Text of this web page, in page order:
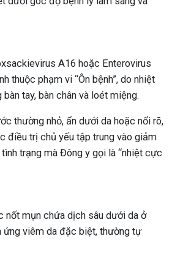
A16 hoặc Enterovirus
thuộc phạm vi “Ôn bệnh”, do nhiệt
tay, bàn chân và loét miệng.
thường nhỏ, ẩn dưới da hoặc nổi rõ,
điều trị chủ yếu tập trung vào giảm
trạng mà Đông y gọi là “nhiệt cực
nốt mụn chứa dịch sâu dưới da ở
ứng viêm da đặc biệt, thường tự